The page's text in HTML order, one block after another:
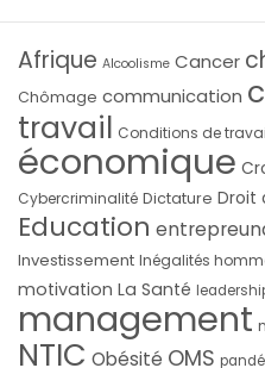
Afrique Alcoolisme Cancer
Chômage communication
travail Conditions de
économique
Cybercriminalité Dictature Droit
Education
Investissement Inégalités
motivation La Santé
management
NTIC Obésité OMS